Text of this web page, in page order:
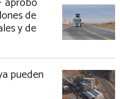
de
y de
pueden